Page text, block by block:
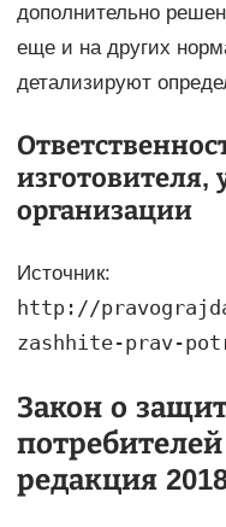
дополнительно
еще и на других
детализируют
организации
Источник:
http://
zashhite-prav-
Закон о
редакция